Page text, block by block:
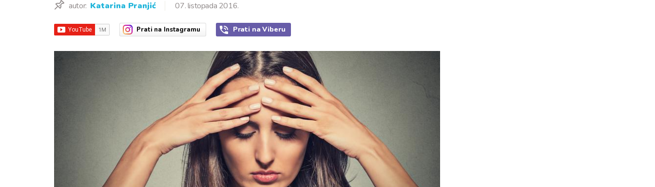
autor: Katarina Pranjić 07. listopada 2016.
Prati na Instagramu Prati na Viberu